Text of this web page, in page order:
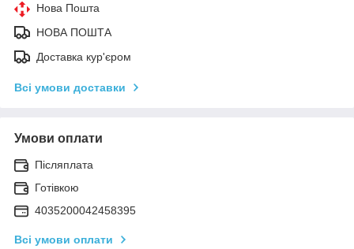
Нова Пошта
НОВА ПОШТА
Доставка кур'єром
Всі умови доставки
Умови оплати
Післяплата
Готівкою
4035200042458395
Всі умови оплати